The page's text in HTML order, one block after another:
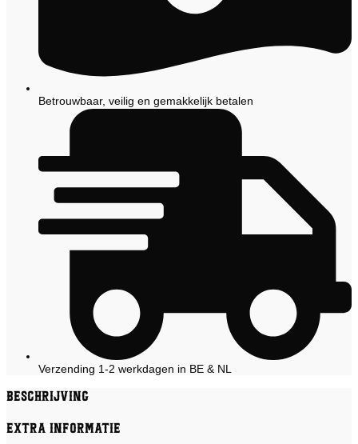
Betrouwbaar, veilig en gemakkelijk betalen
Verzending 1-2 werkdagen in BE & NL
Beschrijving
Extra informatie